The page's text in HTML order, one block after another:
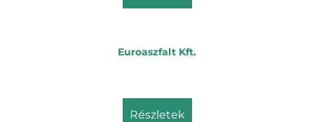
Euroaszfalt Kft.
részletek